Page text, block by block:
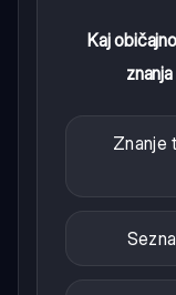
Kaj
Znanje